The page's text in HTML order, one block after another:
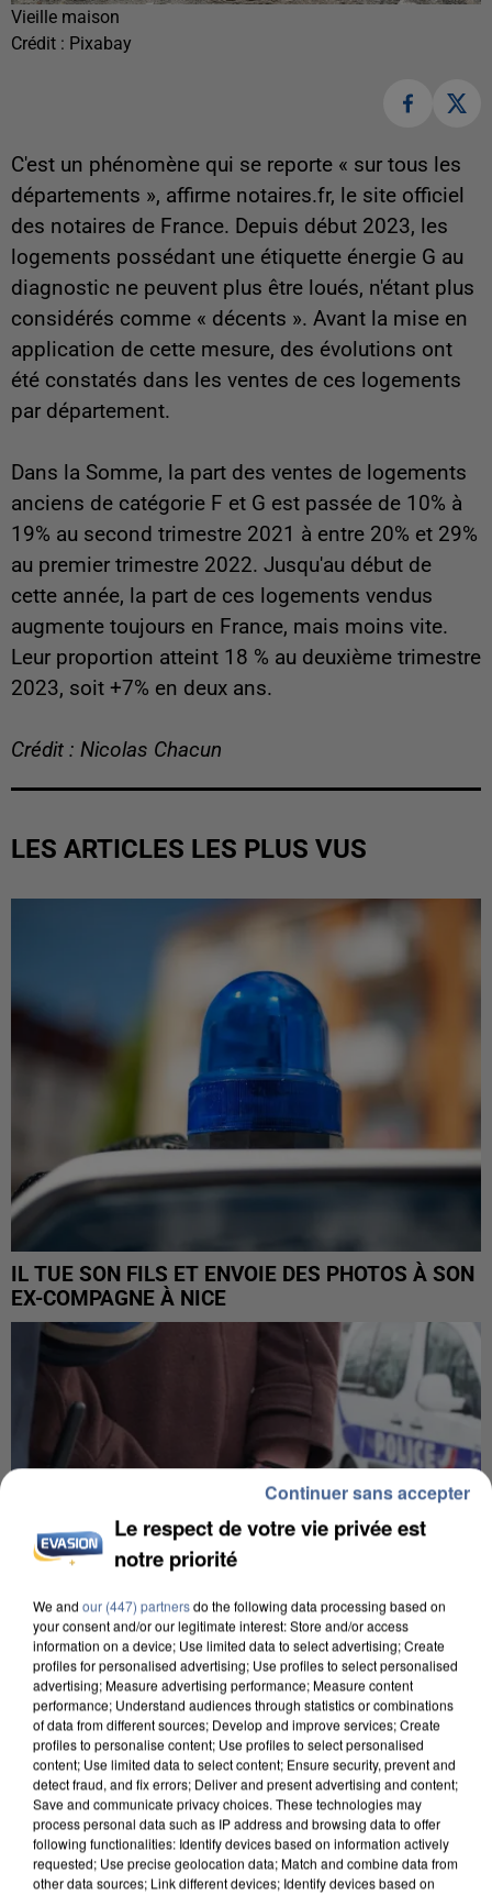
Vieille maison
Crédit : Pixabay
C'est un phénomène qui se reporte « sur tous les
départements », affirme notaires.fr, le site officiel
des notaires de France. Depuis début 2023, les
logements possédant une étiquette énergie G au
diagnostic ne peuvent plus être loués, n'étant plus
considérés comme « décents ». Avant la mise en
application de cette mesure, des évolutions ont
été constatés dans les ventes de ces logements
par département.
Dans la Somme, la part des ventes de logements
anciens de catégorie F et G est passée de 10% à
19% au second trimestre 2021 à entre 20% et 29%
au premier trimestre 2022. Jusqu'au début de
cette année, la part de ces logements vendus
augmente toujours en France, mais moins vite.
Leur proportion atteint 18 % au deuxième trimestre
2023, soit +7% en deux ans.
Crédit : Nicolas Chacun
LES ARTICLES LES PLUS VUS
IL TUE SON FILS ET ENVOIE DES PHOTOS À SON
EX-COMPAGNE À NICE
L’UN DES FONDATEURS SUPPOSÉS DE LA DZ
MAFIA INTERPELLÉ EN ALGÉRIE
Le respect de votre vie privée est
notre priorité
We and our (447) partnersdo the following data processing based on
your consent and/or our legitimate interest: Store and/or access
information on a device; Use limited data to select advertising; Create
profiles for personalised advertising; Use profiles to select personalised
advertising; Measure advertising performance; Measure content
performance; Understand audiences through statistics or combinations
of data from different sources; Develop and improve services; Create
profiles to personalise content; Use profiles to select personalised
content; Use limited data to select content; Ensure security, prevent and
detect fraud, and fix errors; Deliver and present advertising and content;
Save and communicate privacy choices. These technologies may
process personal data such as IP address and browsing data to offer
following functionalities: Identify devices based on information actively
requested; Use precise geolocation data; Match and combine data from
other data sources; Link different devices; Identify devices based on
Continuer sans accepter